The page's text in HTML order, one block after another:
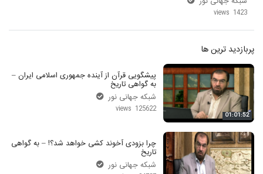
1423 views
پربازدید ترین ها
01:01:52
پیشگویی قرآن از آینده جمهوری اسلامی ایران –
به گواهی تاریخ
شبکه جهانی نور
125622 views
چرا بزودی آخوند کشی خواهد شد؟! – به گواهی
تاریخ
شبکه جهانی نور